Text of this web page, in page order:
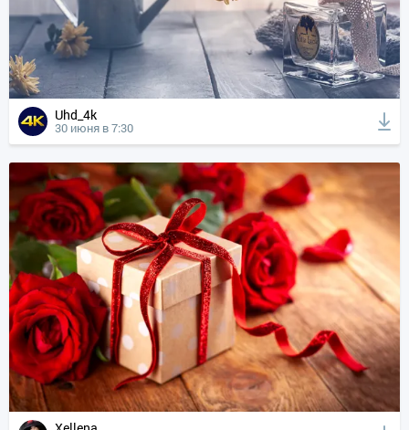
Uhd_4k
30 июня в 7:30